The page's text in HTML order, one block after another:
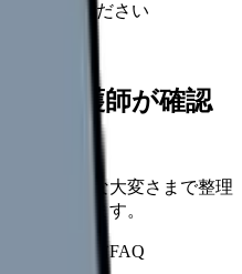
認してください
、看護師が確認
場の正直な大変さまで整理
へ改善します。
応募前FAQ